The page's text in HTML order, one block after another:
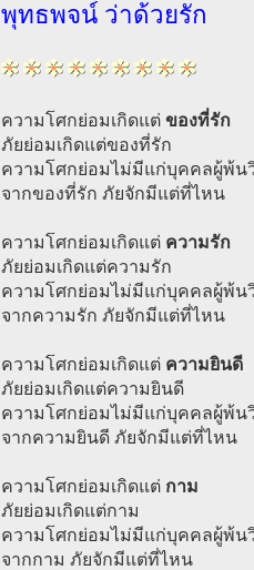
พุทธพจน์ ว่าด้วยรัก
ความโศกย่อมเกิดแต่ ของที่รัก
ภัยย่อมเกิดแต่ของที่รัก
ความโศกย่อมไม่มีแก่บุคคลผู้พ้น
จากของที่รัก ภัยจักมีแต่ที่ไหน
ความโศกย่อมเกิดแต่ ความรัก
ภัยย่อมเกิดแต่ความรัก
ความโศกย่อมไม่มีแก่บุคคลผู้พ้น
จากความรัก ภัยจักมีแต่ที่ไหน
ความโศกย่อมเกิดแต่ ความยินดี
ภัยย่อมเกิดแต่ความยินดี
ความโศกย่อมไม่มีแก่บุคคลผู้พ้น
จากความยินดี ภัยจักมีแต่ที่ไหน
ความโศกย่อมเกิดแต่ กาม
ภัยย่อมเกิดแต่กาม
ความโศกย่อมไม่มีแก่บุคคลผู้พ้น
จากกาม ภัยจักมีแต่ที่ไหน